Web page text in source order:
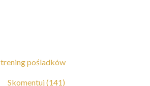
trening pośladków
Skomentuj (141)